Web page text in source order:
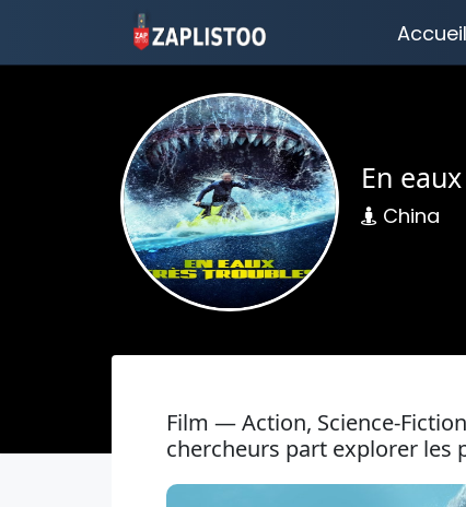
Accueil
En
China
Film — Action, Science-
chercheurs part explorer les